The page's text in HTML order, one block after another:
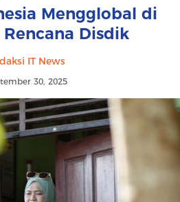
Mengglobal di
Disdik
IT News
30, 2025